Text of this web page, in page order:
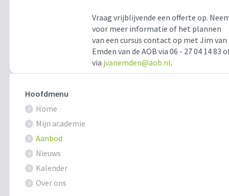
Vraag vrijblijvende een offerte op.
voor meer informatie of het plannen
van een cursus contact op met Jim van
Emden van de AOB via 06 - 27 04 14 83
via jvanemden@aob.nl.
Hoofdmenu
Home
Mijn academie
Aanbod
Nieuws
Kalender
Over ons